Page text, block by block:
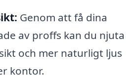
Genom att få dina
av proffs kan du njuta
och mer naturligt ljus
kontor.